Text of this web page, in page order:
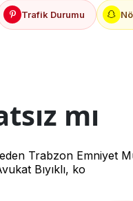
Trafik Durumu
mı
Trabzon
Bıyıklı, ko